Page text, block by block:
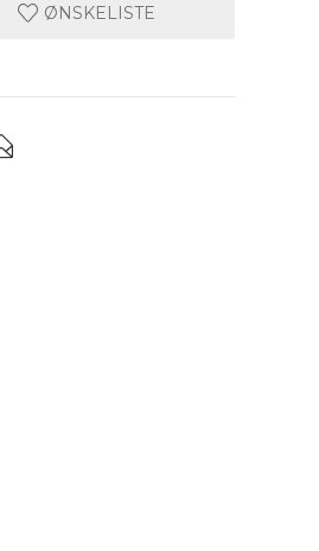
ØNSKELISTE